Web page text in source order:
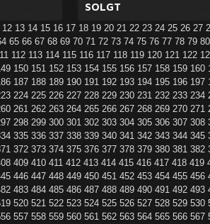
SOLGT
12 13 14 15 16 17 18 19 20 21 22 23 24 25 26 27
65 66 67 68 69 70 71 72 73 74 75 76 77 78 79
112 113 114 115 116 117 118 119 120 121 122
150 151 152 153 154 155 156 157 158 159 160
187 188 189 190 191 192 193 194 195 196 197
224 225 226 227 228 229 230 231 232 233 234
261 262 263 264 265 266 267 268 269 270 271
298 299 300 301 302 303 304 305 306 307 308
335 336 337 338 339 340 341 342 343 344 345
372 373 374 375 376 377 378 379 380 381 382
409 410 411 412 413 414 415 416 417 418 419
446 447 448 449 450 451 452 453 454 455 456
483 484 485 486 487 488 489 490 491 492 493
520 521 522 523 524 525 526 527 528 529 530
557 558 559 560 561 562 563 564 565 566 567